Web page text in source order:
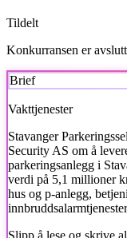
Tildelt
Konkurransen er
Brief
Vakttjenester
Stavanger
Security AS om å
parkeringsanlegg i
verdi på 5,1 millioner
hus og p-anlegg,
Slipp å lese og skrive